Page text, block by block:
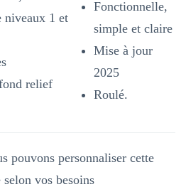
niveaux 1 et
relief
Fonctionnelle,
simple et claire
Mise à jour
2025
Roulé.
pouvons personnaliser cette
vos besoins